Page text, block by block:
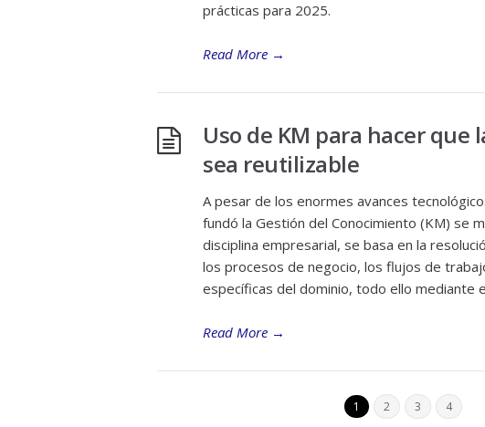
prácticas para 2025.
Read More →
Uso de KM para hacer
sea reutilizable
A pesar de los enormes avances
fundó la Gestión del Conocimiento (KM) se
disciplina empresarial, se basa en la
los procesos de negocio, los flujos de
específicas del dominio, todo ello mediante
Read More →
1 2 3 4